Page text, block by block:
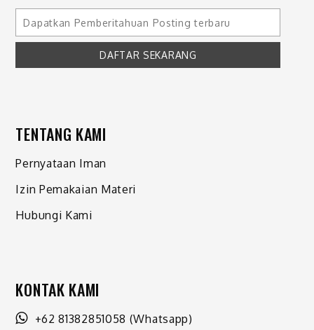
TENTANG KAMI
Pernyataan Iman
Izin Pemakaian Materi
Hubungi Kami
KONTAK KAMI
+62 81382851058 (Whatsapp)